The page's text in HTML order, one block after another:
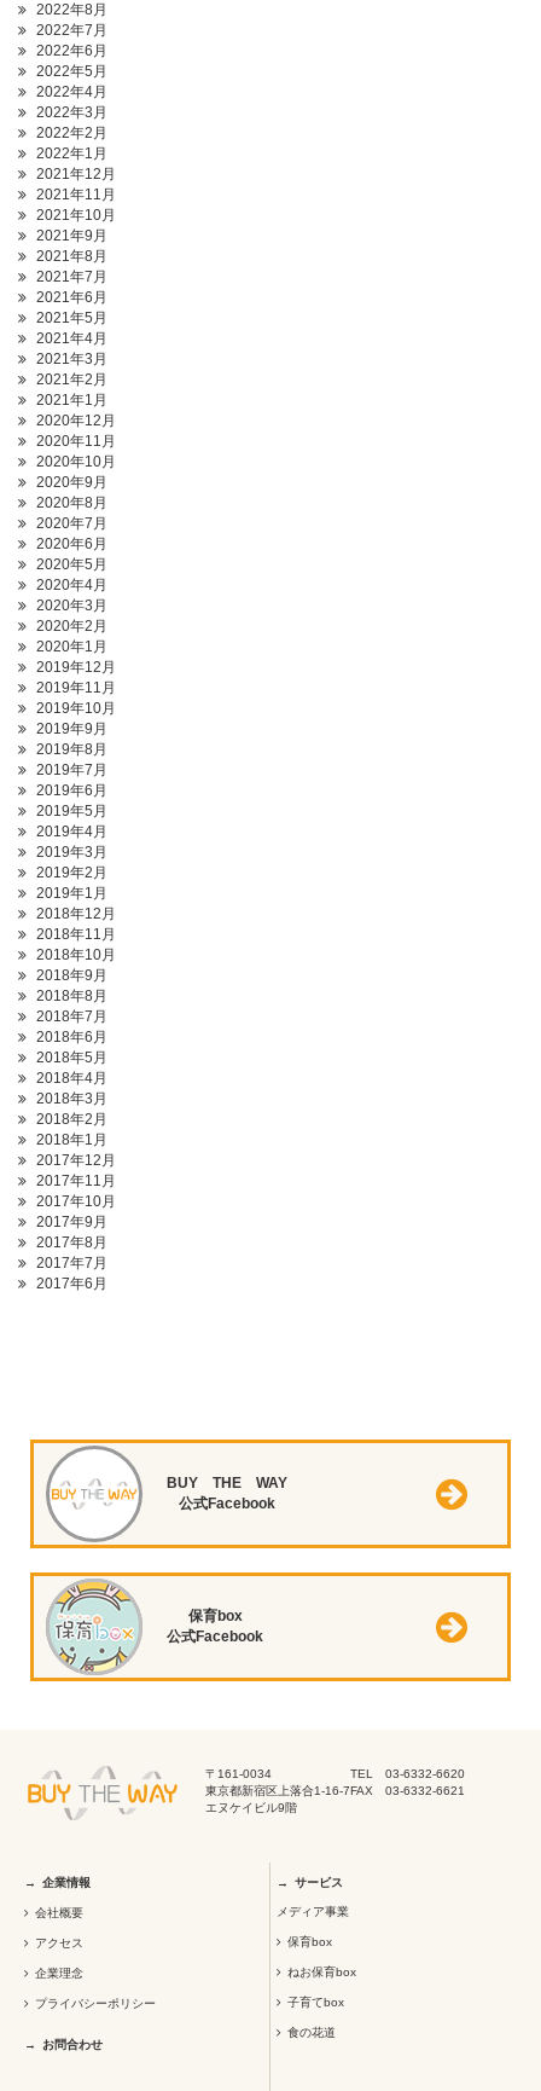
2022年8月
2022年7月
2022年6月
2022年5月
2022年4月
2022年3月
2022年2月
2022年1月
2021年12月
2021年11月
2021年10月
2021年9月
2021年8月
2021年7月
2021年6月
2021年5月
2021年4月
2021年3月
2021年2月
2021年1月
2020年12月
2020年11月
2020年10月
2020年9月
2020年8月
2020年7月
2020年6月
2020年5月
2020年4月
2020年3月
2020年2月
2020年1月
2019年12月
2019年11月
2019年10月
2019年9月
2019年8月
2019年7月
2019年6月
2019年5月
2019年4月
2019年3月
2019年2月
2019年1月
2018年12月
2018年11月
2018年10月
2018年9月
2018年8月
2018年7月
2018年6月
2018年5月
2018年4月
2018年3月
2018年2月
2018年1月
2017年12月
2017年11月
2017年10月
2017年9月
2017年8月
2017年7月
2017年6月
BUY THE WAY
公式Facebook
保育box
公式Facebook
〒161-0034
東京都新宿区上落合1-16-7
エヌケイビル9階
TEL 03-6332-6620
FAX 03-6332-6621
企業情報
会社概要
アクセス
企業理念
プライバシーポリシー
お問合わせ
サービス
メディア事業
保育box
ねお保育box
子育てbox
食の花道